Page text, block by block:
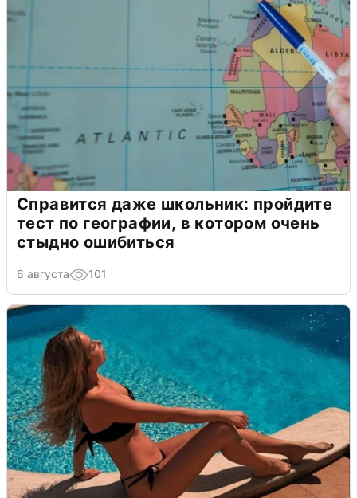
Справится даже школьник: пройдите
тест по географии, в котором очень
стыдно ошибиться
6 августа 101